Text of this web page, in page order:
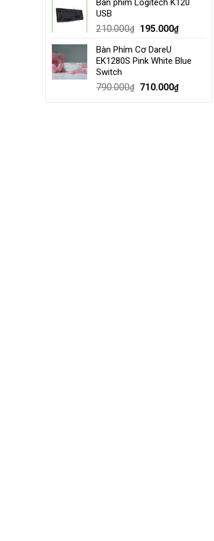
was:
Bàn phím Logitech K120
USB
210.000₫
Original
was:
210.000₫.
195.000₫Current
195.000₫.
Bàn Phím Cơ DareU
EK1280S Pink White Blue
Switch
790.000₫
Original
710.000₫Current